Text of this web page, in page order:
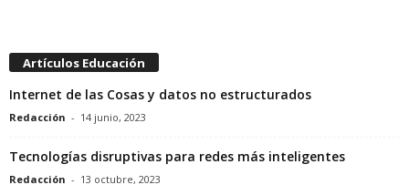
Artículos Educación
Internet de las Cosas y datos no estructurados
Redacción - 14 junio, 2023
Tecnologías disruptivas para redes más inteligentes
Redacción - 13 octubre, 2023